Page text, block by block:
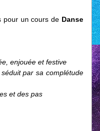
pour un cours de Danse
enjouée et festive
par sa complétude
et des pas